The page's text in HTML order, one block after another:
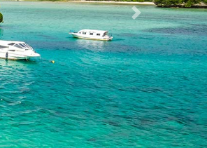
往後